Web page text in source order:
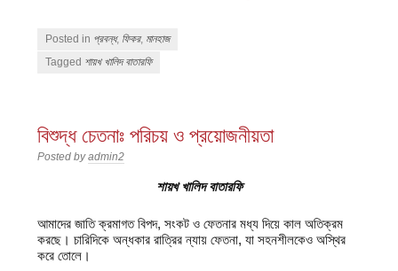
Posted in প্রবন্ধ, ফিকর, মানহাজ
Tagged শায়খ খালিদ বাতারফি
বিশুদ্ধ চেতনাঃ পরিচয় ও প্রয়োজনীয়তা
Posted byadmin2
শায়খ খালিদ বাতারফি
আমাদের জাতি ক্রমাগত বিপদ, সংকট ও ফেতনার মধ্য দিয়ে কাল অতিক্রম
করছে। চারিদিকে অন্ধকার রাত্রির ন্যায় ফেতনা, যা সহনশীলকেও অস্থির
করে তোলে।